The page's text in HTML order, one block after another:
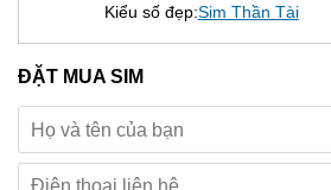
Kiểu số đẹp:Sim Thần Tài
ĐẶT MUA SIM